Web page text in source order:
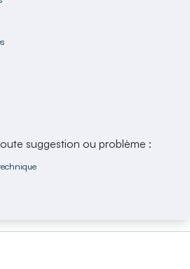
suggestion ou problème :